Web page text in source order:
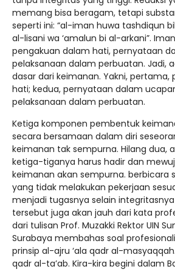
memang bisa beragam, tetapi
seperti ini: “al-iman huwa tashdiqun
al-lisani wa ‘amalun bi al-arkani”.
pengakuan dalam hati, pernyataan
pelaksanaan dalam perbuatan. Jadi,
dasar dari keimanan. Yakni, pertama,
hati; kedua, pernyataan dalam
pelaksanaan dalam perbuatan.
Ketiga komponen pembentuk
secara bersamaan dalam diri
keimanan tak sempurna. Hilang dua,
ketiga-tiganya harus hadir dan
keimanan akan sempurna. berbicara
yang tidak melakukan pekerjaan
menjadi tugasnya selain
tersebut juga akan jauh dari kata
dari tulisan Prof. Muzakki Rektor UIN
Surabaya membahas soal
prinsip al-ajru ‘ala qadr al-
qadr al-ta’ab. Kira-kira begini dalam